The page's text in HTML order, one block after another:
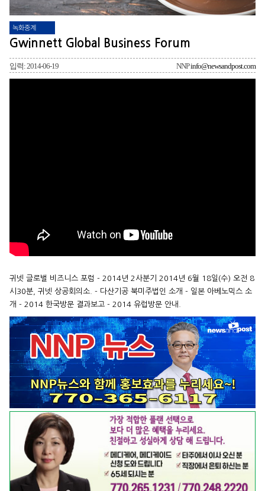
녹화중계
Gwinnett Global Business Forum
입력: 2014-06-19 NNPinfo@newsandpost.com
귀넷 글로벌 비즈니스 포럼 - 2014년 2사분기 2014년 6월 18일(수) 오전 8
시30분, 귀넷 상공회의소. - 다산기공 북미주법인 소개 - 일본 아베노믹스 소
개 - 2014 한국방문 결과보고 - 2014 유럽방문 안내.